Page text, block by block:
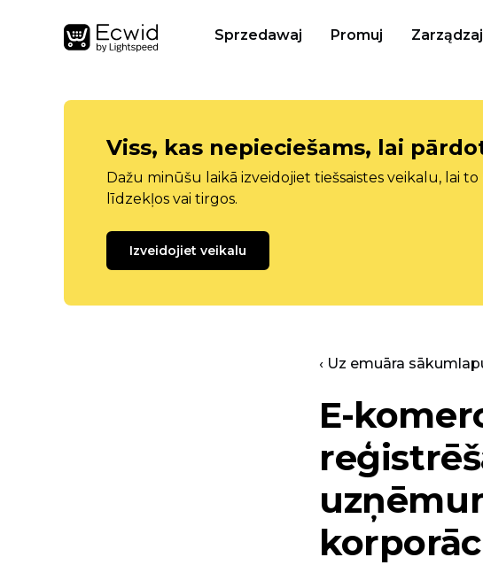
Sprzedawaj Promuj Zarządzaj
Viss, kas nepieciešams, lai
Dažu minūšu laikā izveidojiet tiešsaistes veikalu, lai
līdzekļos vai tirgos.
Izveidojiet veikalu
‹ Uz emuāra
E-